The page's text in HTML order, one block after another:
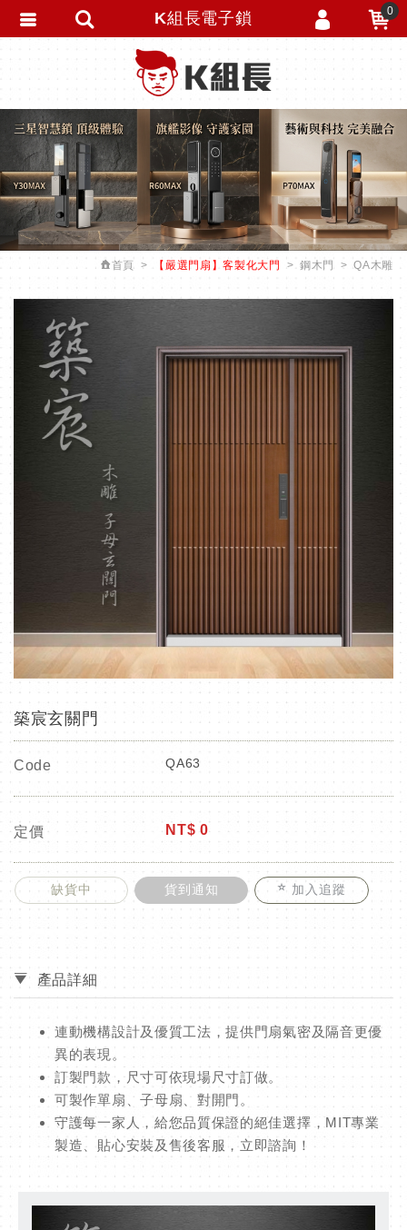
首頁 【嚴選門扇】客製化大門 鋼木門 QA木雕
築宸玄關門
Code QA63
定價 NT$ 0
缺貨中 貨到通知 加入追蹤
產品詳細
連動機構設計及優質工法，提供門扇氣密及隔音更優
異的表現。
訂製門款，尺寸可依現場尺寸訂做。
可製作單扇、子母扇、對開門。
守護每一家人，給您品質保證的絕佳選擇，MIT專業
製造、貼心安裝及售後客服，立即諮詢！
K組長電子鎖 0
會員註冊
忘記密碼
訂單查詢
追蹤清單
匯款通知